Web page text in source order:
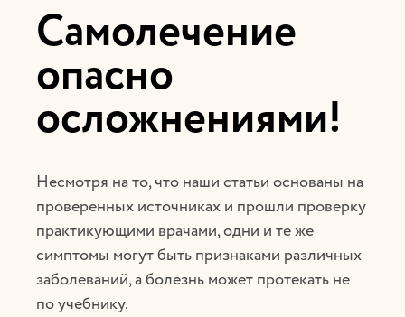
Самолечение
опасно
осложнениями!
Несмотря на то, что наши статьи основаны на
проверенных источниках и прошли проверку
практикующими врачами, одни и те же
симптомы могут быть признаками различных
заболеваний, а болезнь может протекать не
по учебнику.